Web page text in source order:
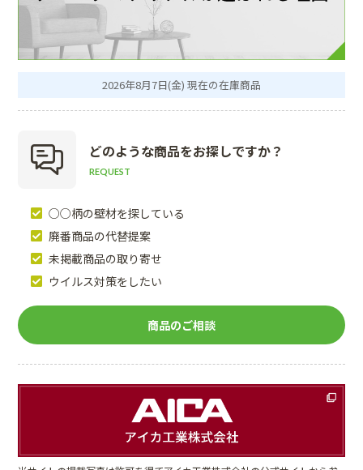
2026年8月7日(金) 現在の在庫商品
どのような商品をお探しですか？
REQUEST
○○柄の壁材を探している
廃番商品の代替提案
未掲載商品の取り寄せ
ウイルス対策をしたい
商品のご相談